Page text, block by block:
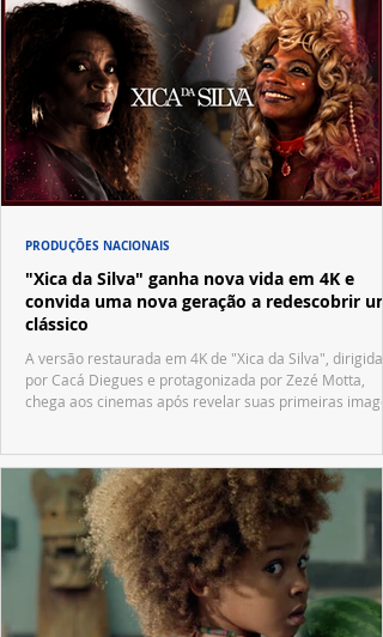
"Xica da Silva" ganha nova vida em 4K e
convida uma nova geração a redescobrir um
clássico
A versão restaurada em 4K de "Xica da Silva", dirigida
por Cacá Diegues e protagonizada por Zezé Motta,
chega aos cinemas após revelar suas primeiras
PRODUÇÕES NACIONAIS